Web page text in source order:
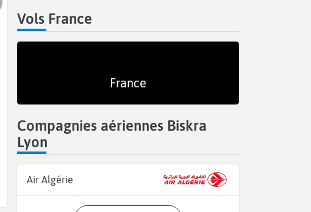
Vols France
France
Compagnies aériennes Biskra
Lyon
Air Algérie